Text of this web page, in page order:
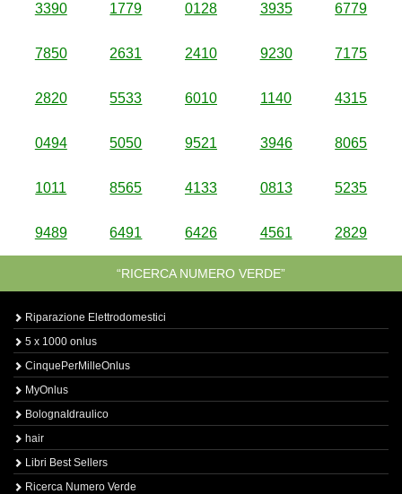
3390 1779 0128 3935 6779
7850 2631 2410 9230 7175
2820 5533 6010 1140 4315
0494 5050 9521 3946 8065
1011 8565 4133 0813 5235
9489 6491 6426 4561 2829
“RICERCA NUMERO VERDE”
Riparazione Elettrodomestici
5 x 1000 onlus
CinquePerMilleOnlus
MyOnlus
BolognaIdraulico
hair
Libri Best Sellers
Ricerca Numero Verde